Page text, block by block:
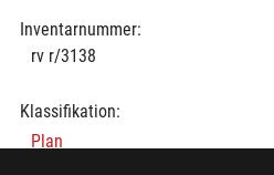
Inventarnummer:
rv r/3138
Klassifikation:
Plan